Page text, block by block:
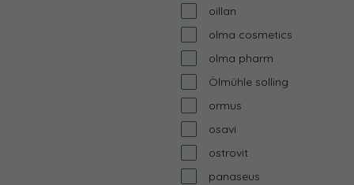
oillan
olma cosmetics
olma pharm
Ölmühle solling
ormus
osavi
ostrovit
panaseus